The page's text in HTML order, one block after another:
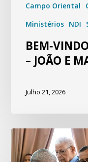
Campo Oriental
Ministérios NDI
BEM-
– JOÃO E
Julho 21, 2026